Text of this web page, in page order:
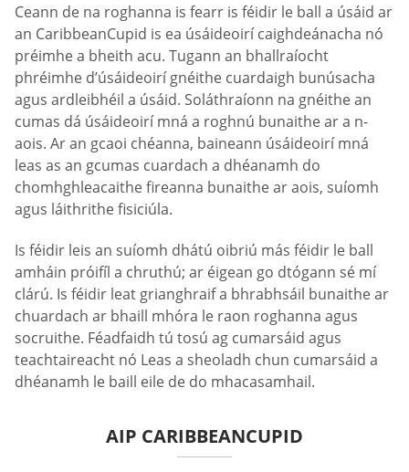
Ceann de na roghanna is fearr is féidir le ball a úsáid ar
an CaribbeanCupid is ea úsáideoirí caighdeánacha nó
préimhe a bheith acu. Tugann an bhallraíocht
phréimhe d’úsáideoirí gnéithe cuardaigh bunúsacha
agus ardleibhéil a úsáid. Soláthraíonn na gnéithe an
cumas dá úsáideoirí mná a roghnú bunaithe ar a n-
aois. Ar an gcaoi chéanna, baineann úsáideoirí mná
leas as an gcumas cuardach a dhéanamh do
chomhghleacaithe fireanna bunaithe ar aois, suíomh
agus láithrithe fisiciúla.
Is féidir leis an suíomh dhátú oibriú más féidir le ball
amháin próifíl a chruthú; ar éigean go dtógann sé mí
clárú. Is féidir leat grianghraif a bhrabhsáil bunaithe ar
chuardach ar bhaill mhóra le raon roghanna agus
socruithe. Féadfaidh tú tosú ag cumarsáid agus
teachtaireacht nó Leas a sheoladh chun cumarsáid a
dhéanamh le baill eile de do mhacasamhail.
AIP CARIBBEANCUPID